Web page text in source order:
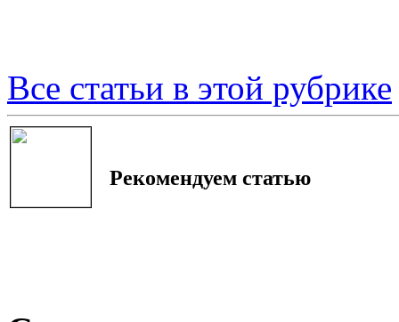
Все статьи в этой рубрике
Рекомендуем статью